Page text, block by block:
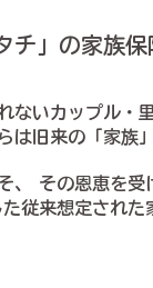
」の家族保
ないカップル・
は旧来の「家族
、 その恩恵を
従来想定され